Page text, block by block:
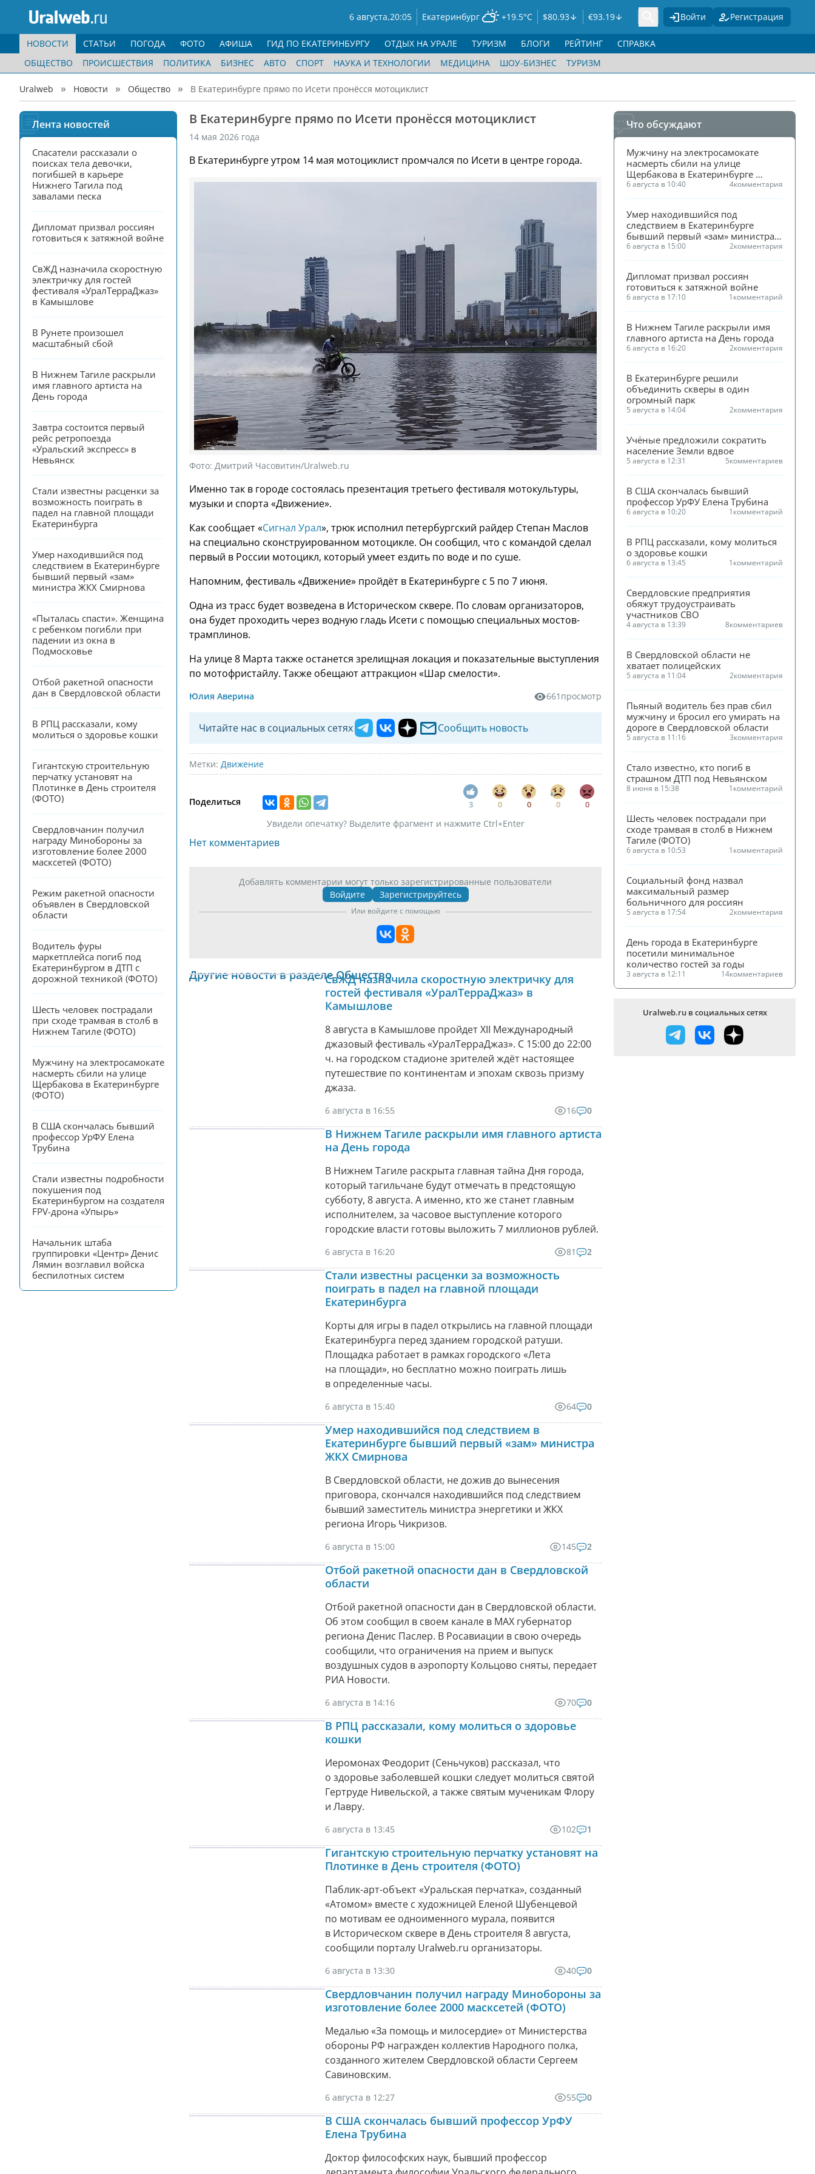
6 августа,20:05 Екатеринбург +19.5°C $80.93 €93.19 Войти Регистрация
НОВОСТИ
ОБЩЕСТВО
ПРОИСШЕСТВИЯ ПОЛИТИКА БИЗНЕС АВТО СПОРТ НАУКА И ТЕХНОЛОГИИ МЕДИЦИНА ШОУ-БИЗНЕС ТУРИЗМ
СТАТЬИ ПОГОДА ФОТО АФИША ГИД ПО ЕКАТЕРИНБУРГУ ОТДЫХ НА УРАЛЕ ТУРИЗМ БЛОГИ РЕЙТИНГ СПРАВКА
Uralweb Новости Общество В Екатеринбурге прямо по Исети пронёсся мотоциклист
Лента новостей
Спасатели рассказали о
поисках тела девочки,
погибшей в карьере
Нижнего Тагила под
завалами песка
Дипломат призвал россиян
готовиться к затяжной войне
СвЖД назначила скоростную
электричку для гостей
фестиваля «УралТерраДжаз»
в Камышлове
В Рунете произошел
масштабный сбой
В Нижнем Тагиле раскрыли
имя главного артиста на
День города
Завтра состоится первый
рейс ретропоезда
«Уральский экспресс» в
Невьянск
Стали известны расценки за
возможность поиграть в
падел на главной площади
Екатеринбурга
Умер находившийся под
следствием в Екатеринбурге
бывший первый «зам»
министра ЖКХ Смирнова
«Пыталась спасти». Женщина
с ребенком погибли при
падении из окна в
Подмосковье
Отбой ракетной опасности
дан в Свердловской области
В РПЦ рассказали, кому
молиться о здоровье кошки
Гигантскую строительную
перчатку установят на
Плотинке в День строителя
(ФОТО)
Свердловчанин получил
награду Минобороны за
изготовление более 2000
масксетей (ФОТО)
Режим ракетной опасности
объявлен в Свердловской
области
Водитель фуры
маркетплейса погиб под
Екатеринбургом в ДТП с
дорожной техникой (ФОТО)
Шесть человек пострадали
при сходе трамвая в столб в
Нижнем Тагиле (ФОТО)
Мужчину на электросамокате
насмерть сбили на улице
Щербакова в Екатеринбурге
(ФОТО)
В США скончалась бывший
профессор УрФУ Елена
Трубина
Стали известны подробности
покушения под
Екатеринбургом на создателя
FPV-дрона «Упырь»
Начальник штаба
группировки «Центр» Денис
Лямин возглавил войска
беспилотных систем
В Екатеринбурге прямо по Исети пронёсся мотоциклист
14 мая 2026 года
В Екатеринбурге утром 14 мая мотоциклист промчался по Исети в центре города.
Фото: Дмитрий Часовитин/Uralweb.ru
Именно так в городе состоялась презентация третьего фестиваля мотокультуры,
музыки и спорта «Движение».
Как сообщает «Сигнал Урал», трюк исполнил петербургский райдер Степан Маслов
на специально сконструированном мотоцикле. Он сообщил, что с командой сделал
первый в России мотоцикл, который умеет ездить по воде и по суше.
Напомним, фестиваль «Движение» пройдёт в Екатеринбурге с 5 по 7 июня.
Одна из трасс будет возведена в Историческом сквере. По словам организаторов,
она будет проходить через водную гладь Исети с помощью специальных мостов-
трамплинов.
На улице 8 Марта также останется зрелищная локация и показательные выступления
по мотофристайлу. Также обещают аттракцион «Шар смелости».
Юлия Аверина 661 просмотр
Читайте нас в социальных сетях Сообщить новость
Метки: Движение
Поделиться 3 0 0 0 0
Увидели опечатку? Выделите фрагмент и нажмите Ctrl+Enter
Нет комментариев
Добавлять комментарии могут только зарегистрированные пользователи
Войдите
Зарегистрируйтесь
Или войдите с помощью
Другие новости в разделе ОбществоСвЖД назначила скоростную электричку для
гостей фестиваля «УралТерраДжаз» в
Камышлове
8 августа в Камышлове пройдет XII Международный
джазовый фестиваль «УралТерраДжаз». С 15:00 до 22:00
ч. на городском стадионе зрителей ждёт настоящее
путешествие по континентам и эпохам сквозь призму
джаза.
6 августа в 16:55 16 0
В Нижнем Тагиле раскрыли имя главного артиста
на День города
В Нижнем Тагиле раскрыта главная тайна Дня города,
который тагильчане будут отмечать в предстоящую
субботу, 8 августа. А именно, кто же станет главным
исполнителем, за часовое выступление которого
городские власти готовы выложить 7 миллионов рублей.
6 августа в 16:20 81 2
Стали известны расценки за возможность
поиграть в падел на главной площади
Екатеринбурга
Корты для игры в падел открылись на главной площади
Екатеринбурга перед зданием городской ратуши.
Площадка работает в рамках городского «Лета
на площади», но бесплатно можно поиграть лишь
в определенные часы.
6 августа в 15:40 64 0
Умер находившийся под следствием в
Екатеринбурге бывший первый «зам» министра
ЖКХ Смирнова
В Свердловской области, не дожив до вынесения
приговора, скончался находившийся под следствием
бывший заместитель министра энергетики и ЖКХ
региона Игорь Чикризов.
6 августа в 15:00 145 2
Отбой ракетной опасности дан в Свердловской
области
Отбой ракетной опасности дан в Свердловской области.
Об этом сообщил в своем канале в МАХ губернатор
региона Денис Паслер. В Росавиации в свою очередь
сообщили, что ограничения на прием и выпуск
воздушных судов в аэропорту Кольцово сняты, передает
РИА Новости.
6 августа в 14:16 70 0
В РПЦ рассказали, кому молиться о здоровье
кошки
Иеромонах Феодорит (Сеньчуков) рассказал, что
о здоровье заболевшей кошки следует молиться святой
Гертруде Нивельской, а также святым мученикам Флору
и Лавру.
6 августа в 13:45 102 1
Гигантскую строительную перчатку установят на
Плотинке в День строителя (ФОТО)
Паблик-арт-объект «Уральская перчатка», созданный
«Атомом» вместе с художницей Еленой Шубенцевой
по мотивам ее одноименного мурала, появится
в Историческом сквере в День строителя 8 августа,
сообщили порталу Uralweb.ru организаторы.
6 августа в 13:30 40 0
Свердловчанин получил награду Минобороны за
изготовление более 2000 масксетей (ФОТО)
Медалью «За помощь и милосердие» от Министерства
обороны РФ награжден коллектив Народного полка,
созданного жителем Свердловской области Сергеем
Савиновским.
6 августа в 12:27 55 0
В США скончалась бывший профессор УрФУ
Елена Трубина
Доктор философских наук, бывший профессор
Что обсуждают
Мужчину на электросамокате
насмерть сбили на улице
Щербакова в Екатеринбурге
(ФОТО)
6 августа в 10:40 4комментария
Умер находившийся под
следствием в Екатеринбурге
бывший первый «зам» министра
ЖКХ Смирнова
6 августа в 15:00 2комментария
Дипломат призвал россиян
готовиться к затяжной войне
6 августа в 17:10 1комментарий
В Нижнем Тагиле раскрыли имя
главного артиста на День города
6 августа в 16:20 2комментария
В Екатеринбурге решили
объединить скверы в один
огромный парк
5 августа в 14:04 2комментария
Учёные предложили сократить
население Земли вдвое
5 августа в 12:31 5комментариев
В США скончалась бывший
профессор УрФУ Елена Трубина
6 августа в 10:20 1комментарий
В РПЦ рассказали, кому молиться
о здоровье кошки
6 августа в 13:45 1комментарий
Свердловские предприятия
обяжут трудоустраивать
участников СВО
4 августа в 13:39 8комментариев
В Свердловской области не
хватает полицейских
5 августа в 11:04 2комментария
Пьяный водитель без прав сбил
мужчину и бросил его умирать на
дороге в Свердловской области
5 августа в 11:16 3комментария
Стало известно, кто погиб в
страшном ДТП под Невьянском
8 июня в 15:38 1комментарий
Шесть человек пострадали при
сходе трамвая в столб в Нижнем
Тагиле (ФОТО)
6 августа в 10:53 1комментарий
Социальный фонд назвал
максимальный размер
больничного для россиян
5 августа в 17:54 2комментария
День города в Екатеринбурге
посетили минимальное
количество гостей за годы
3 августа в 12:11 14комментариев
Uralweb.ru в социальных сетях